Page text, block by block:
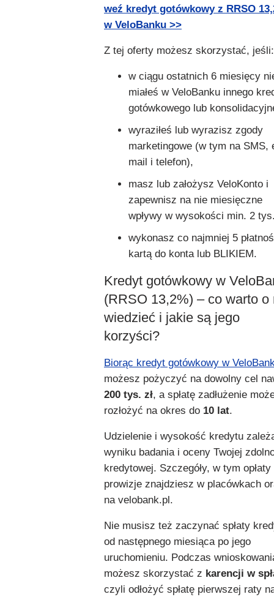
weź kredyt gotówkowy z RRSO
w VeloBanku >>
Z tej oferty możesz skorzystać, jeśli:
w ciągu ostatnich 6 miesięcy
miałeś w VeloBanku innego
gotówkowego lub
wyraziłeś lub wyrazisz zgody
marketingowe (w tym na SMS,
mail i telefon),
masz lub założysz VeloKonto i
zapewnisz na nie miesięczne
wpływy w wysokości min. 2
wykonasz co najmniej 5
kartą do konta lub BLIKIEM.
Kredyt gotówkowy w
(RRSO 13,2%) – co warto o
wiedzieć i jakie są jego
korzyści?
Biorąc kredyt gotówkowy w
możesz pożyczyć na dowolny cel
200 tys. zł, a spłatę zadłużenie
rozłożyć na okres do 10 lat.
Udzielenie i wysokość kredytu
wyniku badania i oceny Twojej
kredytowej. Szczegóły, w tym opłaty
prowizje znajdziesz w placówkach
na velobank.pl.
Nie musisz też zaczynać spłaty
od następnego miesiąca po jego
uruchomieniu. Podczas
możesz skorzystać z karencji w
czyli odłożyć spłatę pierwszej raty